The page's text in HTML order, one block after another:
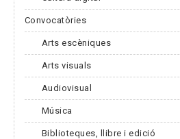
Convocatòries
Arts escèniques
Arts visuals
Audiovisual
Música
Biblioteques, llibre i edició